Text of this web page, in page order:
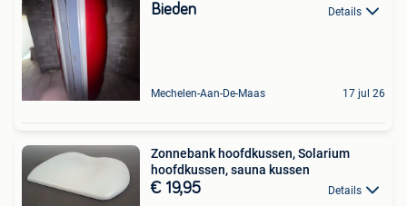
Bieden Details
Mechelen-Aan-De-Maas 17 jul 26
Zonnebank hoofdkussen, Solarium
hoofdkussen, sauna kussen
€ 19,95 Details